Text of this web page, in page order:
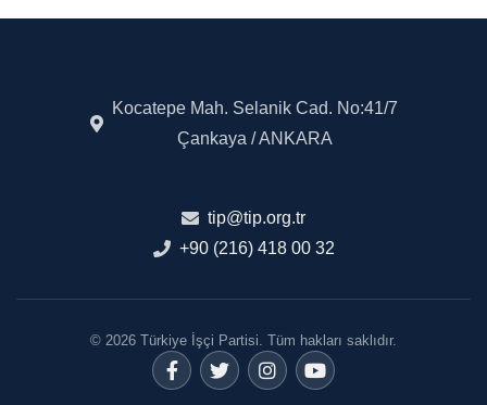
Kocatepe Mah. Selanik Cad. No:41/7
Çankaya / ANKARA
tip@tip.org.tr
+90 (216) 418 00 32
© 2026 Türkiye İşçi Partisi. Tüm hakları saklıdır.